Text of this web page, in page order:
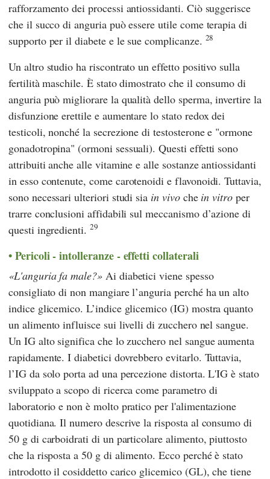
rafforzamento dei processi antiossidanti. Ciò suggerisce
che il succo di anguria può essere utile come terapia di
supporto per il diabete e le sue complicanze. 28
Un altro studio ha riscontrato un effetto positivo sulla
fertilità maschile. È stato dimostrato che il consumo di
anguria può migliorare la qualità dello sperma, invertire la
disfunzione erettile e aumentare lo stato redox dei
testicoli, nonché la secrezione di testosterone e "ormone
gonadotropina" (ormoni sessuali). Questi effetti sono
attribuiti anche alle vitamine e alle sostanze antiossidanti
in esso contenute, come carotenoidi e flavonoidi. Tuttavia,
sono necessari ulteriori studi sia in vivoche in vitro per
trarre conclusioni affidabili sul meccanismo d’azione di
questi ingredienti. 29
Pericoli - intolleranze - effetti collaterali
L'anguria fa male? Ai diabetici viene spesso
consigliato di non mangiare l’anguria perché ha un alto
indice glicemico. L’indice glicemico (IG) mostra quanto
un alimento influisce sui livelli di zucchero nel sangue.
Un IG alto significa che lo zucchero nel sangue aumenta
rapidamente. I diabetici dovrebbero evitarlo. Tuttavia,
l’IG da solo porta ad una percezione distorta. L'IG è stato
sviluppato a scopo di ricerca come parametro di
laboratorio e non è molto pratico per l'alimentazione
quotidiana. Il numero descrive la risposta al consumo di
50 g di carboidrati di un particolare alimento, piuttosto
che la risposta a 50 g di alimento. Ecco perché è stato
introdotto il cosiddetto carico glicemico (GL), che tiene